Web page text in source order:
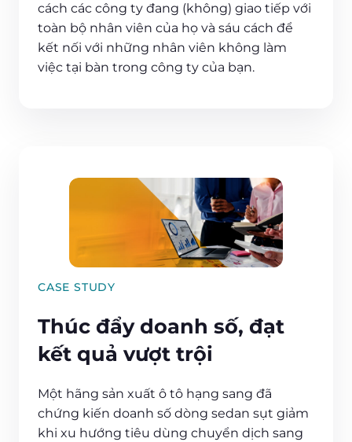
cách các công ty đang (không) giao tiếp với
toàn bộ nhân viên của họ và sáu cách để
kết nối với những nhân viên không làm
việc tại bàn trong công ty của bạn.
CASE STUDY
Thúc đẩy doanh số, đạt
kết quả vượt trội
Một hãng sản xuất ô tô hạng sang đã
chứng kiến doanh số dòng sedan sụt giảm
khi xu hướng tiêu dùng chuyển dịch sang